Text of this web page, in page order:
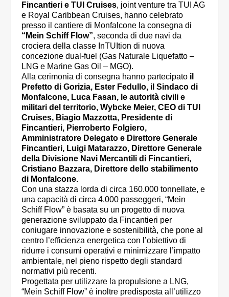
Fincantieri e TUI Cruises, joint venture tra TUI AG
e Royal Caribbean Cruises, hanno celebrato
presso il cantiere di Monfalcone la consegna di
“Mein Schiff Flow”, seconda di due navi da
crociera della classe InTUItion di nuova
concezione dual-fuel (Gas Naturale Liquefatto –
LNG e Marine Gas Oil – MGO).
Alla cerimonia di consegna hanno partecipato il
Prefetto di Gorizia, Ester Fedullo, il Sindaco di
Monfalcone, Luca Fasan, le autorità civili e
militari del territorio, Wybcke Meier, CEO di TUI
Cruises, Biagio Mazzotta, Presidente di
Fincantieri, Pierroberto Folgiero,
Amministratore Delegato e Direttore Generale
Fincantieri, Luigi Matarazzo, Direttore Generale
della Divisione Navi Mercantili di Fincantieri,
Cristiano Bazzara, Direttore dello stabilimento
di Monfalcone.
Con una stazza lorda di circa 160.000 tonnellate, e
una capacità di circa 4.000 passeggeri, “Mein
Schiff Flow” è basata su un progetto di nuova
generazione sviluppato da Fincantieri per
coniugare innovazione e sostenibilità, che pone al
centro l’efficienza energetica con l’obiettivo di
ridurre i consumi operativi e minimizzare l’impatto
ambientale, nel pieno rispetto degli standard
normativi più recenti.
Progettata per utilizzare la propulsione a LNG,
“Mein Schiff Flow” è inoltre predisposta all’utilizzo